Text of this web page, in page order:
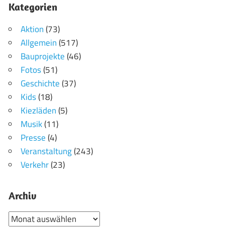
Beiträge
Kategorien
Aktion(73)
Allgemein(517)
Bauprojekte(46)
Fotos(51)
Geschichte(37)
Kids(18)
Kiezläden(5)
Musik(11)
Presse(4)
Veranstaltung(243)
Verkehr(23)
Archiv
Archiv